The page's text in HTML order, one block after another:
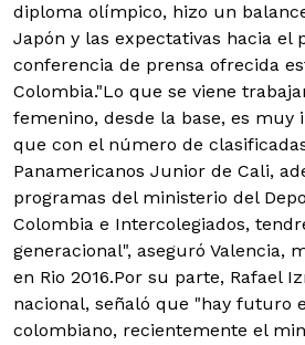
diploma olímpico, hizo un
Japón y las expectativas hacia el
conferencia de prensa ofrecida
Colombia."Lo que se viene
femenino, desde la base, es muy
que con el número de
Panamericanos Junior de Cali,
programas del ministerio del
Colombia e Intercolegiados,
generacional", aseguró Valencia,
en Rio 2016.Por su parte, Rafael
nacional, señaló que "hay futuro
colombiano, recientemente el